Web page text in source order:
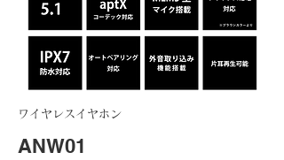
​ ​ワイヤレスイヤホン
ANW01